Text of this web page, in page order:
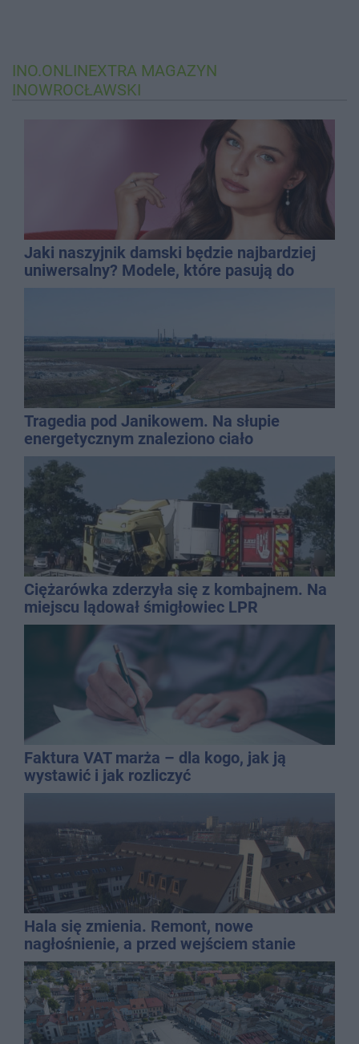
INO.ONLINEXTRA MAGAZYN
INOWROCŁAWSKI
Jaki naszyjnik damski będzie najbardziej
uniwersalny? Modele, które pasują do
Tragedia pod Janikowem. Na słupie
energetycznym znaleziono ciało
mężczyzny
Ciężarówka zderzyła się z kombajnem. Na
miejscu lądował śmigłowiec LPR
Faktura VAT marża – dla kogo, jak ją
wystawić i jak rozliczyć
Hala się zmienia. Remont, nowe
nagłośnienie, a przed wejściem stanie
QEMETICA ARENA